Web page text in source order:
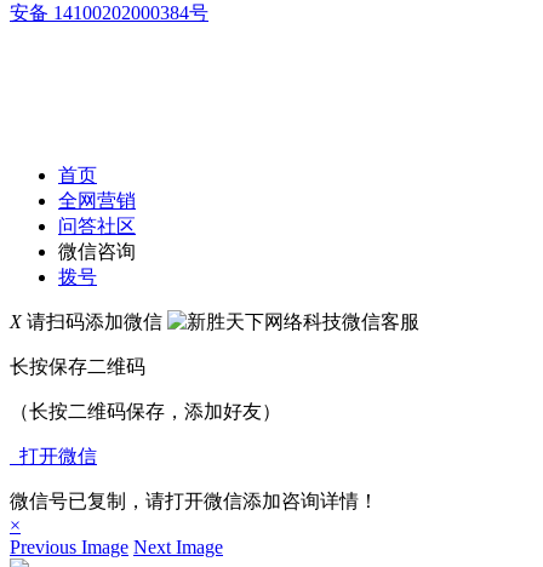
安备 14100202000384号
首页
全网营销
问答社区
微信咨询
拨号
X请扫码添加微信
长按保存二维码
（长按二维码保存，添加好友）
打开微信
微信号已复制，请打开微信添加咨询详情！
×
Previous Image Next Image